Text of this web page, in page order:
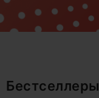
Бестселлеры